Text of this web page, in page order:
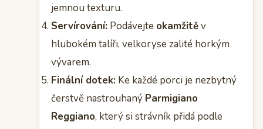
jemnou texturu.
Servírování: Podávejte okamžitěv
hlubokém talíři, velkoryse zalité horkým
vývarem.
Finální dotek: Ke každé porci je nezbytný
čerstvě nastrouhaný Parmigiano
Reggiano, který si strávník přidá podle